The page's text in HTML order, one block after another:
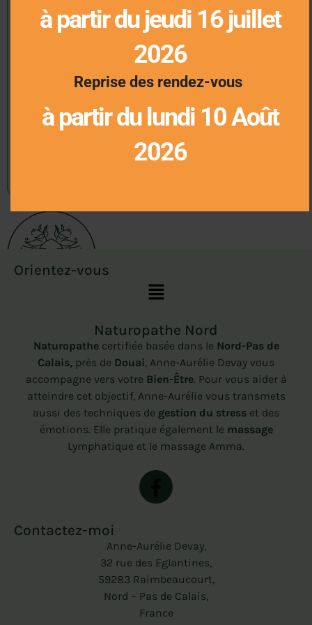
Mots-clés
Bien-être
Huiles essentielles Mouvement
Archives
Orientez-vous
Naturopathe Nord
Naturopathecertifiée basée dans le Nord-Pas de
Calais, près de Douai , Anne-Aurélie Devay vous
accompagne vers votre Bien-Être. Pour vous aider à
atteindre cet objectif, Anne-Aurélie vous transmets
aussi des techniques de gestion du stress et des
émotions. Elle pratique également le massage
Lymphatique et le massage Amma.
Contactez-moi
Anne-Aurélie Devay,
32 rue des Eglantines,
59283 Raimbeaucourt,
Nord – Pas de Calais,
France
à partir du jeudi 16 juillet
2026
Reprise des rendez-vous
à partir du lundi 10 Août
2026